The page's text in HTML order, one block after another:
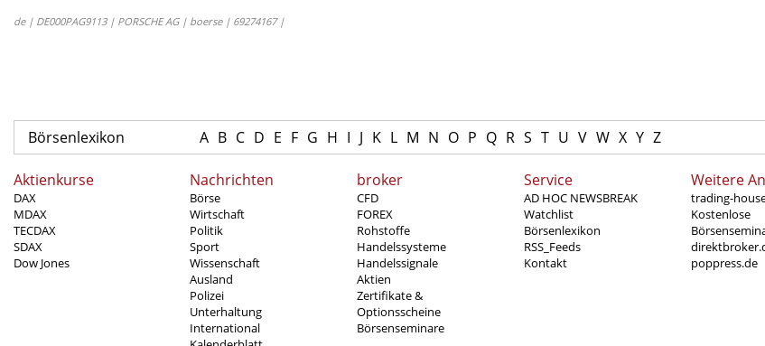
de | DE000PAG9113 | PORSCHE AG | boerse | 69274167 |
Börsenlexikon A B C D E F G H I J K L M N O P Q R S T U V W X Y Z
Aktienkurse
DAX
MDAX
TECDAX
SDAX
Dow Jones
Nachrichten
Börse
Wirtschaft
Politik
Sport
Wissenschaft
Ausland
Polizei
Unterhaltung
International
broker
CFD
FOREX
Rohstoffe
Handelssysteme
Handelssignale
Aktien
Zertifikate &
Optionsscheine
Börsenseminare
Service
AD HOC NEWSBREAK
Watchlist
Börsenlexikon
RSS_Feeds
Kontakt
Weitere
trading-
Kostenlose
poppress.de